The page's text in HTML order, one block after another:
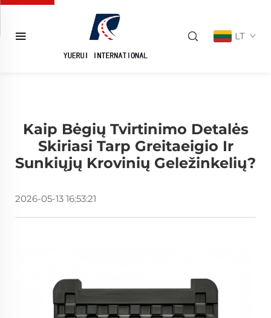
LT
Kaip Bėgių Tvirtinimo Detalės
Skiriasi Tarp Greitaeigio Ir
Sunkiųjų Krovinių Geležinkelių?
2026-05-13 16:53:21